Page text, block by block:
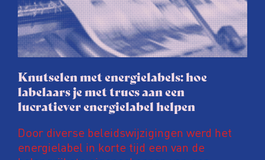
Knutselen met energielabels: hoe
labelaars je met trucs aan een
lucratiever energielabel helpen
Door diverse beleidswijzigingen werd het
energielabel in korte tijd een van de